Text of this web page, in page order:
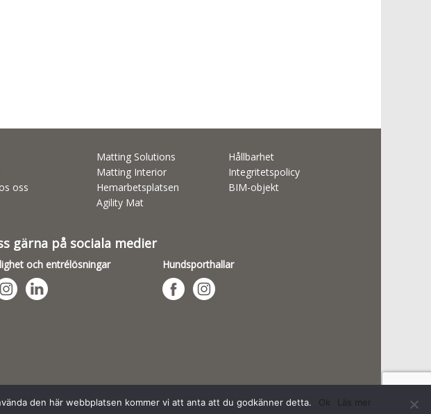
oss
Matting Solutions
Matting Interior
Hemarbetsplatsen
Agility Mat
Hållbarhet
Integritetspolicy
BIM-objekt
gärna på sociala medier
och entrélösningar Hundsporthallar
den här webbplatsen kommer vi att anta att du godkänner detta. Ok Läs mer